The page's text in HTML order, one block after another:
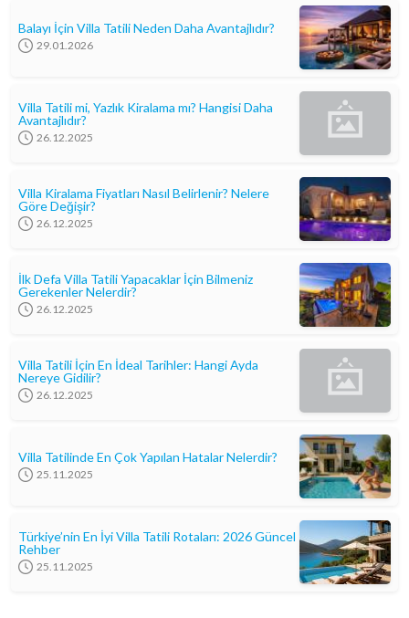
Balayı İçin Villa Tatili Neden Daha Avantajlıdır?
29.01.2026
Villa Tatili mi, Yazlık Kiralama mı? Hangisi Daha
Avantajlıdır?
26.12.2025
Villa Kiralama Fiyatları Nasıl Belirlenir? Nelere
Göre Değişir?
26.12.2025
İlk Defa Villa Tatili Yapacaklar İçin Bilmeniz
Gerekenler Nelerdir?
26.12.2025
Villa Tatili İçin En İdeal Tarihler: Hangi Ayda
Nereye Gidilir?
26.12.2025
Villa Tatilinde En Çok Yapılan Hatalar Nelerdir?
25.11.2025
Türkiye’nin En İyi Villa Tatili Rotaları: 2026 Güncel
Rehber
25.11.2025